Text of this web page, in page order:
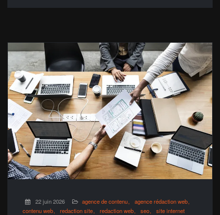
22 juin 2026 agence de contenu
agence rédaction web
contenu web
redaction site redaction web seo site internet